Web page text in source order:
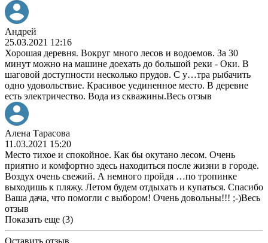
Андрей
25.03.2021 12:16
Хорошая деревня. Вокруг много лесов и водоемов. За 30
минут можно на машине доехать до большой реки - Оки. В
шаговой доступности несколько прудов. С у…тра рыбачить
одно удовольствие. Красивое уединенное место. В деревне
есть электричество. Вода из скважины.Весь отзыв
Алена Тарасова
11.03.2021 15:20
Место тихое и спокойное. Как бы окутано лесом. Очень
приятно и комфортно здесь находиться после жизни в городе.
Воздух очень свежий. А немного пройдя …по тропинке
выходишь к пляжу. Летом будем отдыхать и купаться. Спасибо
Ваша дача, что помогли с выбором! Очень довольны!!! ;-)Весь
отзыв
Показать еще (3)
Оставить отзыв